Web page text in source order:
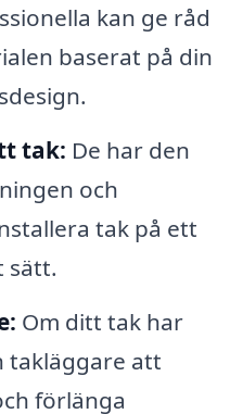
kan ge råd
baserat på din
tak: De har den
och
tak på ett
sätt.
Om ditt tak har
takläggare att
förlänga